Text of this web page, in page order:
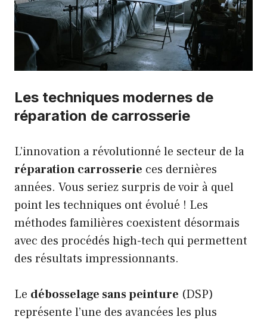
Les techniques modernes de
réparation de carrosserie
L’innovation a révolutionné le secteur de la
réparation carrosserie ces dernières
années. Vous seriez surpris de voir à quel
point les techniques ont évolué ! Les
méthodes familières coexistent désormais
avec des procédés high-tech qui permettent
des résultats impressionnants.
Le débosselage sans peinture (DSP)
représente l’une des avancées les plus